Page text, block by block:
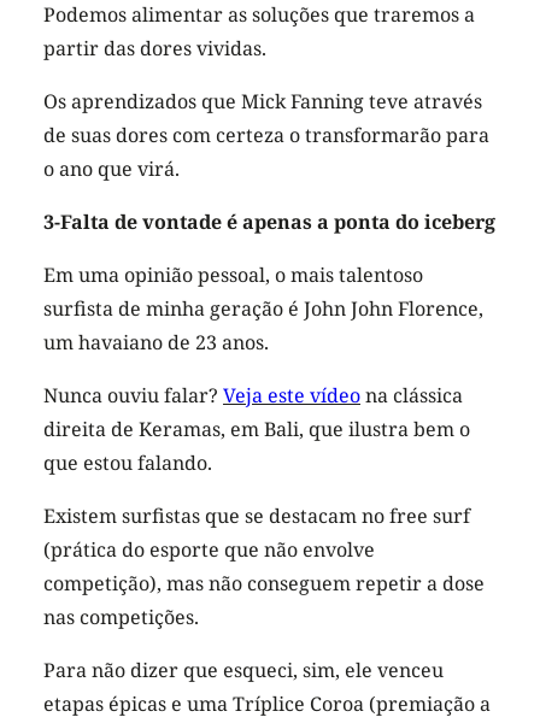
Podemos alimentar as soluções que traremos a
partir das dores vividas.
Os aprendizados que Mick Fanning teve através
de suas dores com certeza o transformarão para
o ano que virá.
3-Falta de vontade é apenas a ponta do iceberg
Em uma opinião pessoal, o mais talentoso
surfista de minha geração é John John Florence,
um havaiano de 23 anos.
Nunca ouviu falar? Veja este vídeona clássica
direita de Keramas, em Bali, que ilustra bem o
que estou falando.
Existem surfistas que se destacam no free surf
(prática do esporte que não envolve
competição), mas não conseguem repetir a dose
nas competições.
Para não dizer que esqueci, sim, ele venceu
etapas épicas e uma Tríplice Coroa (premiação a